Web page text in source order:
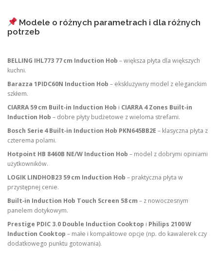
Modele o różnych parametrach i dla różnych
potrzeb
BELLING IHL773 77 cm Induction Hob – większa płyta dla większych
kuchni.
Barazza 1PIDC60N Induction Hob – ekskluzywny model z eleganckim
szkłem.
CIARRA 59 cm Built‑in Induction Hob i CIARRA 4 Zones Built‑in
Induction Hob – dobre płyty budżetowe z wieloma strefami.
Bosch Serie 4 Built‑in Induction Hob PKN645BB2E – klasyczna płyta z
czterema polami.
Hotpoint HB 8460B NE/W Induction Hob – model z dobrymi opiniami
użytkowników.
LOGIK LINDHOB23 59 cm Induction Hob – praktyczna płyta w
przystępnej cenie.
Built‑in Induction Hob Touch Screen 58 cm – z nowoczesnym
panelem dotykowym.
Prestige PDIC 3.0 Double Induction Cooktop i Philips 2100 W
Induction Cooktop – małe i kompaktowe opcje (np. do kawalerek czy
dodatkowego punktu gotowania).